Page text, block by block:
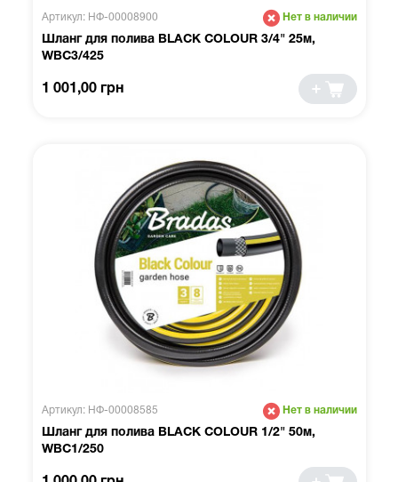
Артикул: НФ-00008900 Нет в наличии
Шланг для полива BLACK COLOUR 3/4" 25м,
WBC3/425
1 001,00 грн
Артикул: НФ-00008585 Нет в наличии
Шланг для полива BLACK COLOUR 1/2" 50м,
WBC1/250